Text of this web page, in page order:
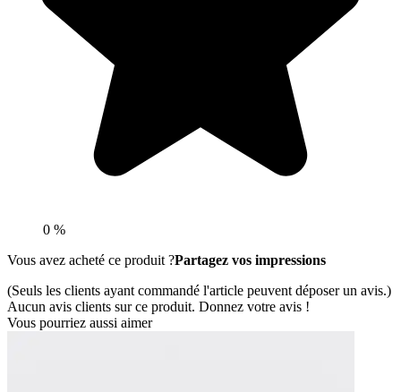
0 %
Vous avez acheté ce produit ?Partagez vos impressions
(Seuls les clients ayant commandé l'article peuvent déposer un avis.)
Aucun avis clients sur ce produit. Donnez votre avis !
Vous pourriez aussi aimer